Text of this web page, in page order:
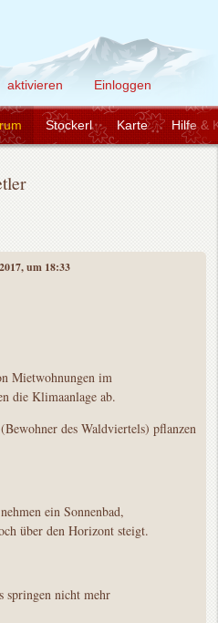
aktivieren Einloggen
Stockerl Karte Hilfe &
um 18:33
Mietwohnungen im
die Klimaanlage ab.
des Waldviertels) pflanzen
ein Sonnenbad,
über den Horizont steigt.
springen nicht mehr